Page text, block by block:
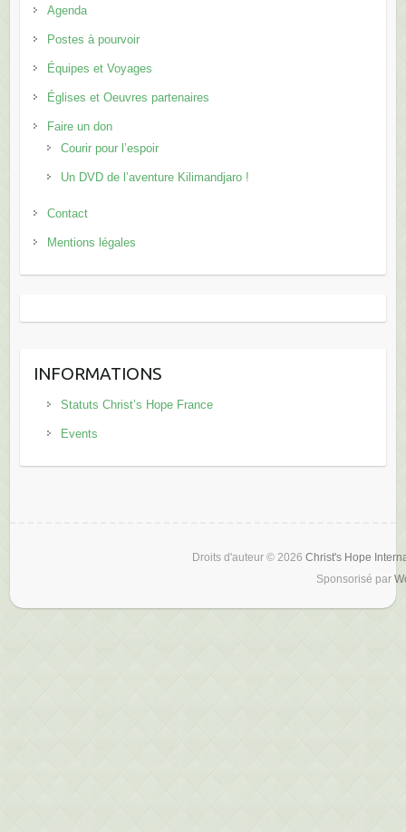
Agenda
Postes à pourvoir
Équipes et Voyages
Églises et Oeuvres partenaires
Faire un don
Courir pour l’espoir
Un DVD de l’aventure Kilimandjaro !
Contact
Mentions légales
INFORMATIONS
Statuts Christ’s Hope France
Events
Droits d'auteur © 2026 Christ's Hope
Sponsorisé par